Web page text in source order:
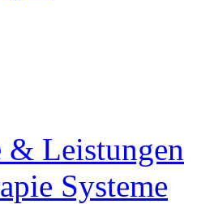
& Leistungen
Systeme